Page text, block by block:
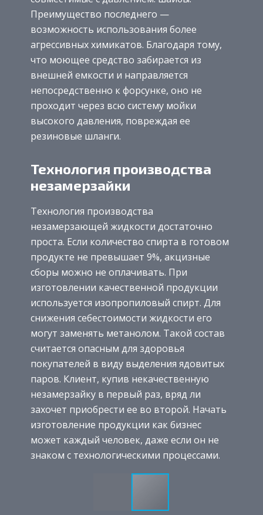
Преимущество последнего —
возможность использования более
агрессивных химикатов. Благодаря тому,
что моющее средство забирается из
внешней емкости и направляется
непосредственно к форсунке, оно не
проходит через всю систему мойки
высокого давления, повреждая ее
резиновые шланги.
Технология производства
незамерзайки
Технология производства
незамерзающей жидкости достаточно
проста. Если количество спирта в готовом
продукте не превышает 9%, акцизные
сборы можно не оплачивать. При
изготовлении качественной продукции
используется изопропиловый спирт. Для
снижения себестоимости жидкости его
могут заменять метанолом. Такой состав
считается опасным для здоровья
покупателей в виду выделения ядовитых
паров. Клиент, купив некачественную
незамерзайку в первый раз, вряд ли
захочет приобрести ее во второй. Начать
изготовление продукции как бизнес
может каждый человек, даже если он не
знаком с технологическими процессами.